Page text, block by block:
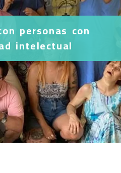
personas con
intelectual